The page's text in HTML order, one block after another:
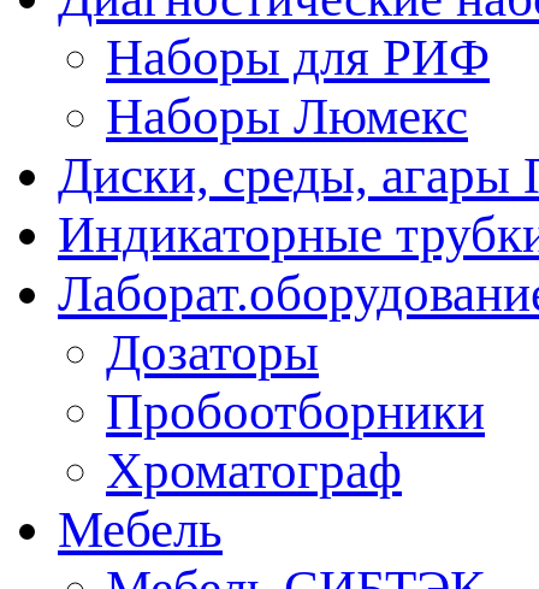
Наборы для РИФ
Наборы Люмекс
Диски, среды, агары
Индикаторные
Дозаторы
Пробоотборники
Хроматограф
Мебель